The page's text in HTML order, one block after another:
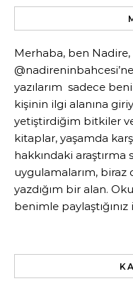
Merhaba, ben
yazılarım sadece
kişinin ilgi alanına
yetiştirdiğim bitkiler
kitaplar, yaşamda
hakkındaki araştırma
uygulamalarım, biraz
yazdığım bir alan.
benimle